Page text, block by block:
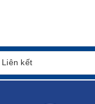
đến 12 tháng theo
The One đáp ứng